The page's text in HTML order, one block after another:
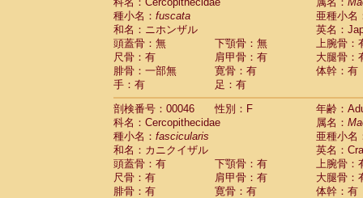
種小名： fuscata
亜種小名
和名：ニホンザル
英名：
頭蓋骨：無
下顎骨：無
上腕骨：
尺骨：有
肩甲骨：有
大腿骨：
腓骨：一部無
寛骨：有
体幹：有
手：有
足：有
剖検番号：00046
性別：F
年齢：
科名：Cercopithecidae
属名：
種小名： fascicularis
亜種小名
和名：カニクイザル
英名：
頭蓋骨：有
下顎骨：有
上腕骨：
尺骨：有
肩甲骨：有
大腿骨：
腓骨：有
寛骨：有
体幹：有